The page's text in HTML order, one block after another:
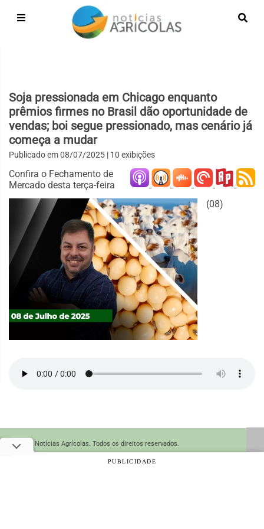
Soja pressionada em Chicago enquanto
prêmios firmes no Brasil dão oportunidade de
vendas; boi segue pressionado, mas cenário já
começa a mudar
Publicado em08/07/2025 | 10 exibições
Confira o Fechamento de
Mercado desta terça-feira
(08)
© 2026 Notícias Agrícolas. Todos os direitos reservados.
PUBLICIDADE